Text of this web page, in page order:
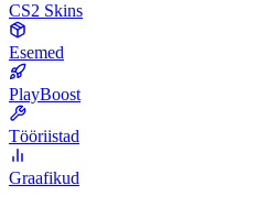
CS2 Skins
Esemed
PlayBoost
Tööriistad
Graafikud